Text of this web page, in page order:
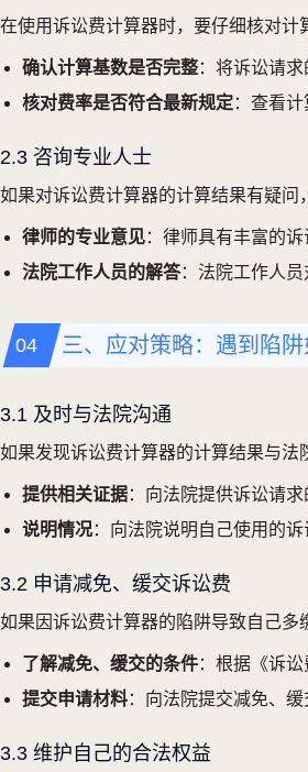
在使用诉讼费计算器时，要仔细核对计
确认计算基数是否完整：将诉讼请
核对费率是否符合最新规定：查看
2.3 咨询专业人士
如果对诉讼费计算器的计算结果有疑问
律师的专业意见：律师具有丰富的
法院工作人员的解答：法院工作人员
三、应对策略：遇到陷
3.1 及时与法院沟通
如果发现诉讼费计算器的计算结果与法
提供相关证据：向法院提供诉讼请
说明情况：向法院说明自己使用的
3.2 申请减免、缓交诉讼费
如果因诉讼费计算器的陷阱导致自己多
了解减免、缓交的条件：根据《诉
提交申请材料：向法院提交减免、
3.3 维护自己的合法权益